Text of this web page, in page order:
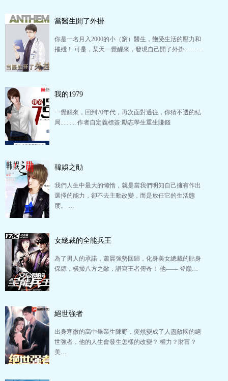
當醫生開了外掛
你是一名月入2000的小（窮）醫生，飽受生活的壓力和
摧殘！ 可是，某天一覺醒來，發現自己開了外掛…… …
我的1979
一覺醒來，回到70年代，再次面對過往，你猜不透的結
局.......... 作者自定義標簽:勵志學生重生賺錢
韓娛之勛
我們人生中最大的懶惰，就是當我們明知自己擁有作出
選擇的能力，卻不去主動改變，而是放任它的生活態
度。 …
女總裁的全能兵王
為了男人的承諾，蕭晨強勢回歸，化身美女總裁的貼身
保鏢，橫掃八方之敵，譜寫王者傳奇！ 他—— 登巔…
絕世強者
出身寒微的高中畢業生陳野，突然變成了人盡敵國的絕
世強者，他的人生會發生怎樣的改變？ 權力？財富？
美…